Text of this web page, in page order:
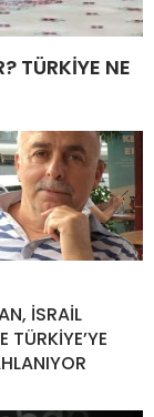
TÜRKİYE NE
İSRAİL
TÜRKİYE’YE